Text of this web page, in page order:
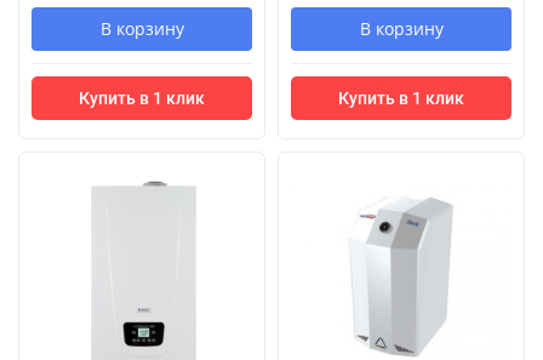
В корзину
Купить в 1 клик
В корзину
Купить в 1 клик